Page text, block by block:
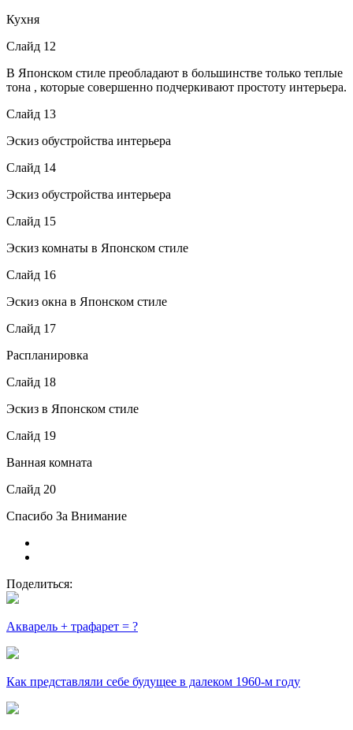
Кухня
Слайд 12
В Японском стиле преобладают в большинстве только теплые
тона , которые совершенно подчеркивают простоту интерьера.
Слайд 13
Эскиз обустройства интерьера
Слайд 14
Эскиз обустройства интерьера
Слайд 15
Эскиз комнаты в Японском стиле
Слайд 16
Эскиз окна в Японском стиле
Слайд 17
Распланировка
Слайд 18
Эскиз в Японском стиле
Слайд 19
Ванная комната
Слайд 20
Спасибо За Внимание
Поделиться:
Акварель + трафарет = ?
Как представляли себе будущее в далеком 1960-м году